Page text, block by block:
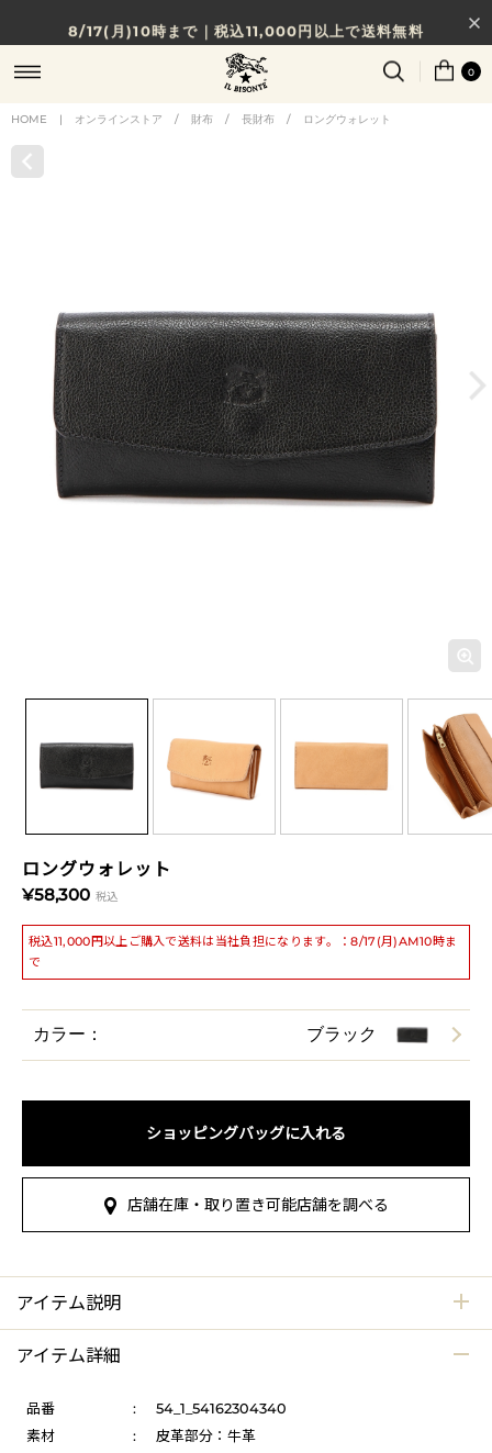
8/17(月)10時まで｜税込11,000円以上で送料無料
贈る相手やシーンから選べる、新しいギフトガイド
NEW IN｜COLOR LEATHER
0
HOME | オンラインストア / 財布 / 長財布 / ロングウォレット
ロングウォレット
¥58,300 税込
税込11,000円以上ご購入で送料は当社負担になります。：8/17(月)AM10時ま
で
カラー： ブラック
ショッピングバッグに入れる
店舗在庫・取り置き可能店舗を調べる
アイテム説明
アイテム詳細
品番 :
54_1_54162304340
素材
:
皮革部分：牛革